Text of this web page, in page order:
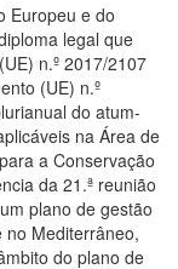
Europeu e do
legal que
n.º 2017/2107
(UE) n.º
do atum-
na Área de
a Conservação
da 21.ª reunião
plano de gestão
no Mediterrâneo,
do plano de